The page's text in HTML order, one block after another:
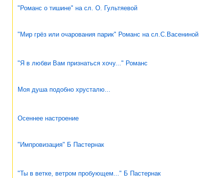
"Романс о тишине" на сл. О. Гультяевой
"Мир грёз или очарования парик" Романс на сл.С.Васениной
"Я в любви Вам признаться хочу..." Романс
Моя душа подобно хрусталю...
Осеннее настроение
"Импровизация" Б Пастернак
"Ты в ветке, ветром пробующем..." Б Пастернак